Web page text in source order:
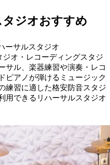
ジオおすすめ
ーサルスタジオ
オ・レコーディングスタジ
サル、楽器練習や演奏・レコ
ピアノが弾けるミュージック
練習に適した格安防音スタジ
用できるリハーサルスタジオ